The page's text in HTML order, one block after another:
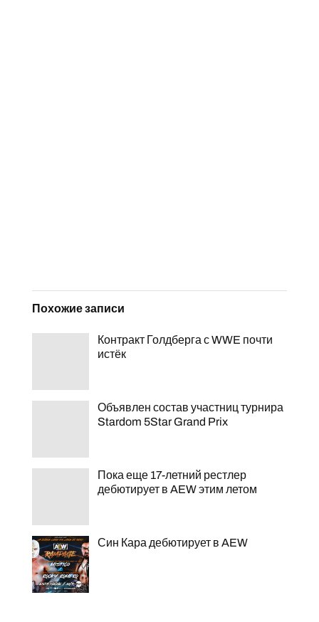
Похожие записи
Контракт Голдберга с WWE почти
истёк
Объявлен состав участниц турнира
Stardom 5Star Grand Prix
Пока еще 17-летний рестлер
дебютирует в AEW этим летом
Син Кара дебютирует в AEW